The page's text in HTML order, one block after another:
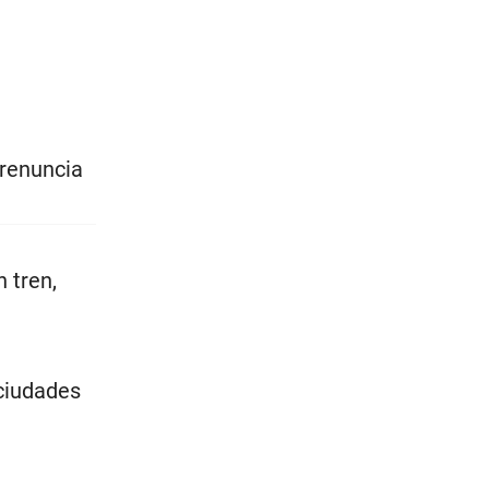
tren,